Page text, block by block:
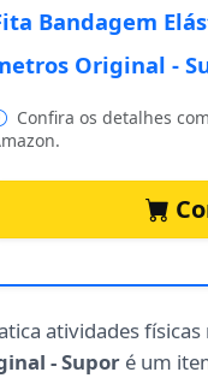
Bandagem
Original -
Confira os detalhes
atividades
- Supor é um